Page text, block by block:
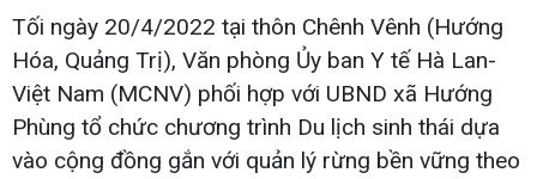
Tối ngày 20/4/2022 tại thôn Chênh Vênh (Hướng
Hóa, Quảng Trị), Văn phòng Ủy ban Y tế Hà Lan-
Việt Nam (MCNV) phối hợp với UBND xã Hướng
Phùng tổ chức chương trình Du lịch sinh thái dựa
vào cộng đồng gắn với quản lý rừng bền vững theo